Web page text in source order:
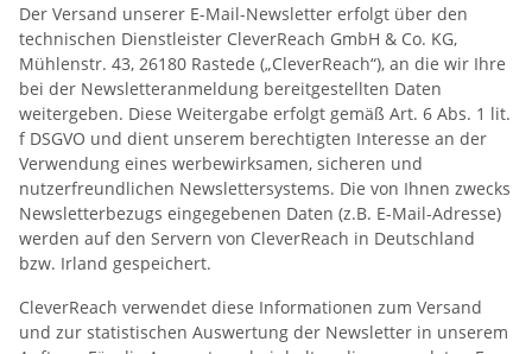
Der Versand unserer E-Mail-Newsletter erfolgt über den
technischen Dienstleister CleverReach GmbH & Co. KG,
Mühlenstr. 43, 26180 Rastede („CleverReach“), an die wir Ihre
bei der Newsletteranmeldung bereitgestellten Daten
weitergeben. Diese Weitergabe erfolgt gemäß Art. 6 Abs. 1 lit.
f DSGVO und dient unserem berechtigten Interesse an der
Verwendung eines werbewirksamen, sicheren und
nutzerfreundlichen Newslettersystems. Die von Ihnen zwecks
Newsletterbezugs eingegebenen Daten (z.B. E-Mail-Adresse)
werden auf den Servern von CleverReach in Deutschland
bzw. Irland gespeichert.
CleverReach verwendet diese Informationen zum Versand
und zur statistischen Auswertung der Newsletter in unserem